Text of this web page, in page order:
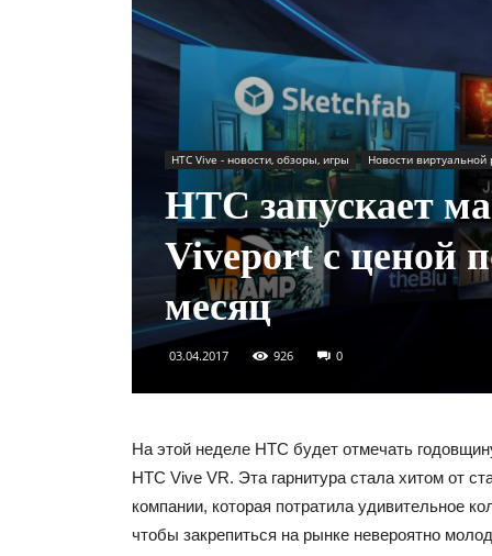
HTC Vive - новости, обзоры, игры Новости виртуальной
HTC запускает
Viveport с ценой
месяц
03.04.2017 926 0
На этой неделе HTC будет отмечать
HTC Vive VR. Эта гарнитура стала хитом от
компании, которая потратила удивительное
чтобы закрепиться на рынке невероятно